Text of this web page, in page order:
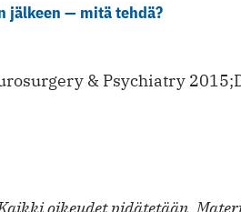
jälkeen — mitä tehdä?
& Psychiatry
oikeudet pidätetään.